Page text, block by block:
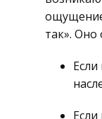
так». Оно